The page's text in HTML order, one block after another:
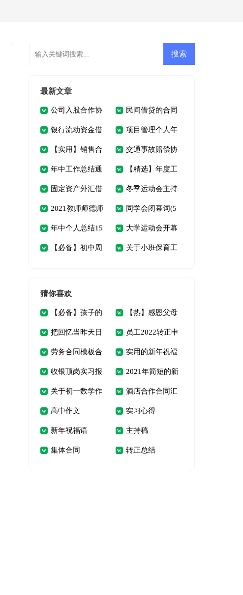
最新文章
公司入股合作协
议书
民间借贷的合同
12篇
银行流动资金借
贷合同(5篇)
项目管理个人年
终总结
【实用】销售合
同模板汇编九篇
交通事故赔偿协
议书15篇
年中工作总结通
用15篇
【精选】年度工
作计划4篇
固定资产外汇借
贷合同(集锦5篇)
冬季运动会主持
人开幕词
2021教师师德师
风个人自查报告
同学会闭幕词(5
篇)
年中个人总结15
篇
大学运动会开幕
词(9篇)
【必备】初中周 关于小班保育工
猜你喜欢
【必备】孩子的
教育心得体会4篇
【热】感恩父母
演讲稿
把回忆当昨天日
记
员工2022转正申
请书
劳务合同模板合
集五篇
实用的新年祝福
语合集35句
收银顶岗实习报
告
2021年简短的新
年温馨祝福语40句
关于初一数学作
文汇总7篇
酒店合作合同汇
总六篇
高中作文 实习心得
新年祝福语 主持稿
集体合同 转正总结